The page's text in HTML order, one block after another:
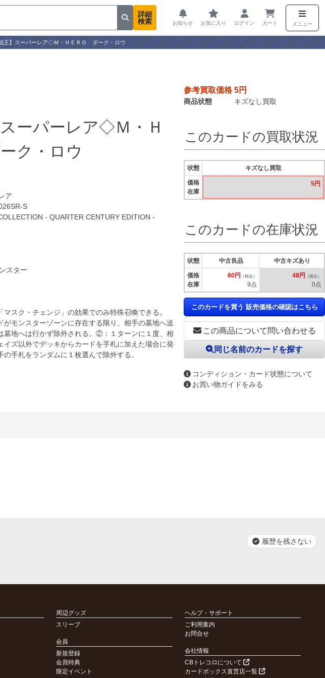
詳細
検索
お知らせ お気に入り ログイン カート メニュー
戯王】スーパーレア◇Ｍ・ＨＥＲＯ ダーク・ロウ
スーパーレア◇Ｍ・Ｈ
ク・ロウ
ア
S
- QUARTER CENTURY EDITION -
スター
マスク・チェンジ」の効果でのみ特殊召喚できる。
モンスターゾーンに存在する限り、相手の墓地へ送
墓地へは行かず除外される。②：１ターンに１度、相
イズ以外でデッキからカードを手札に加えた場合に発
の手札をランダムに１枚選んで除外する。
参考買取価格 5円
商品状態 キズなし買取
この商品について問い合わせる
同じ名前のカードを探す
コンディション・カード状態について
お買い物ガイドをみる
このカードの買取状況
状態
価格
在庫
キズなし買取
5円
このカードの在庫状況
状態
価格
在庫
中古良品
60円 （税込）
9点
中古キズあり
48円 （税込）
0点
このカードを買う 販売価格の確認はこちら
履歴を残さない
周辺グッズ
スリーブ
会員
新規登録
会員特典
限定イベント
ヘルプ・サポート
ご利用案内
お問合せ
会社情報
CBトレコロについて
カードボックス直営店一覧